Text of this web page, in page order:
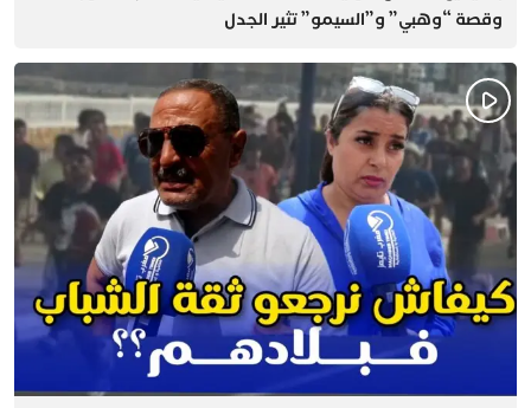
وقصة “وهبي” و”السيمو” تثير الجدل